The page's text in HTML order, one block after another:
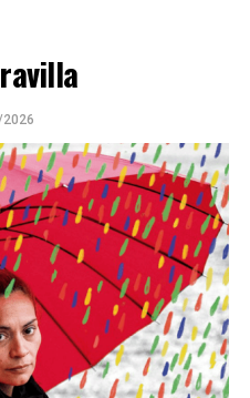
con doble tapa, que
a remarla.